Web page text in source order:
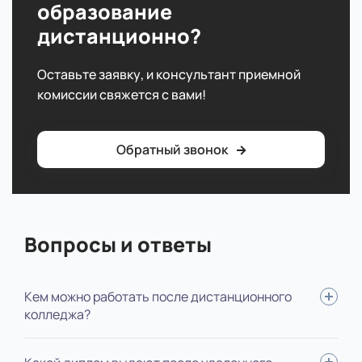
образование
дистанционно?
Оставьте заявку, и консультант приемной
комиссии свяжется с вами!
Обратный звонок
Вопросы и ответы
Кем можно работать после дистанционного
колледжа?
Младшие позиции или позиции помощника, например,